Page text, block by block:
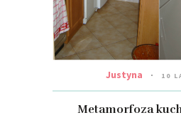
Justyna 10
Metamorfoza